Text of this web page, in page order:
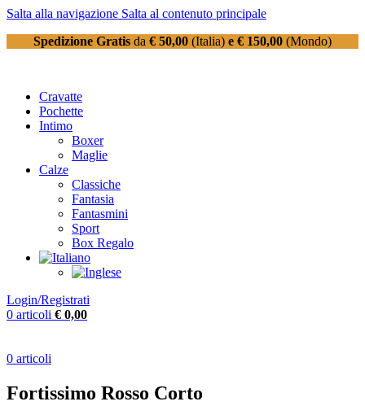
Salta alla navigazione Salta al contenuto principale
Spedizione Gratis da € 50,00 (Italia) e € 150,00 (Mondo)
Cravatte
Pochette
Intimo
Boxer
Maglie
Calze
Classiche
Fantasia
Fantasmini
Sport
Box Regalo
Login/Registrati
0 articoli € 0,00
0 articoli
Fortissimo Rosso Corto